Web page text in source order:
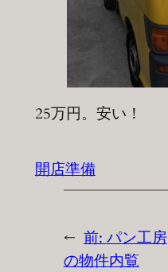
25万円。安い！
開店準備
← 前: パン工房
の物件内覧